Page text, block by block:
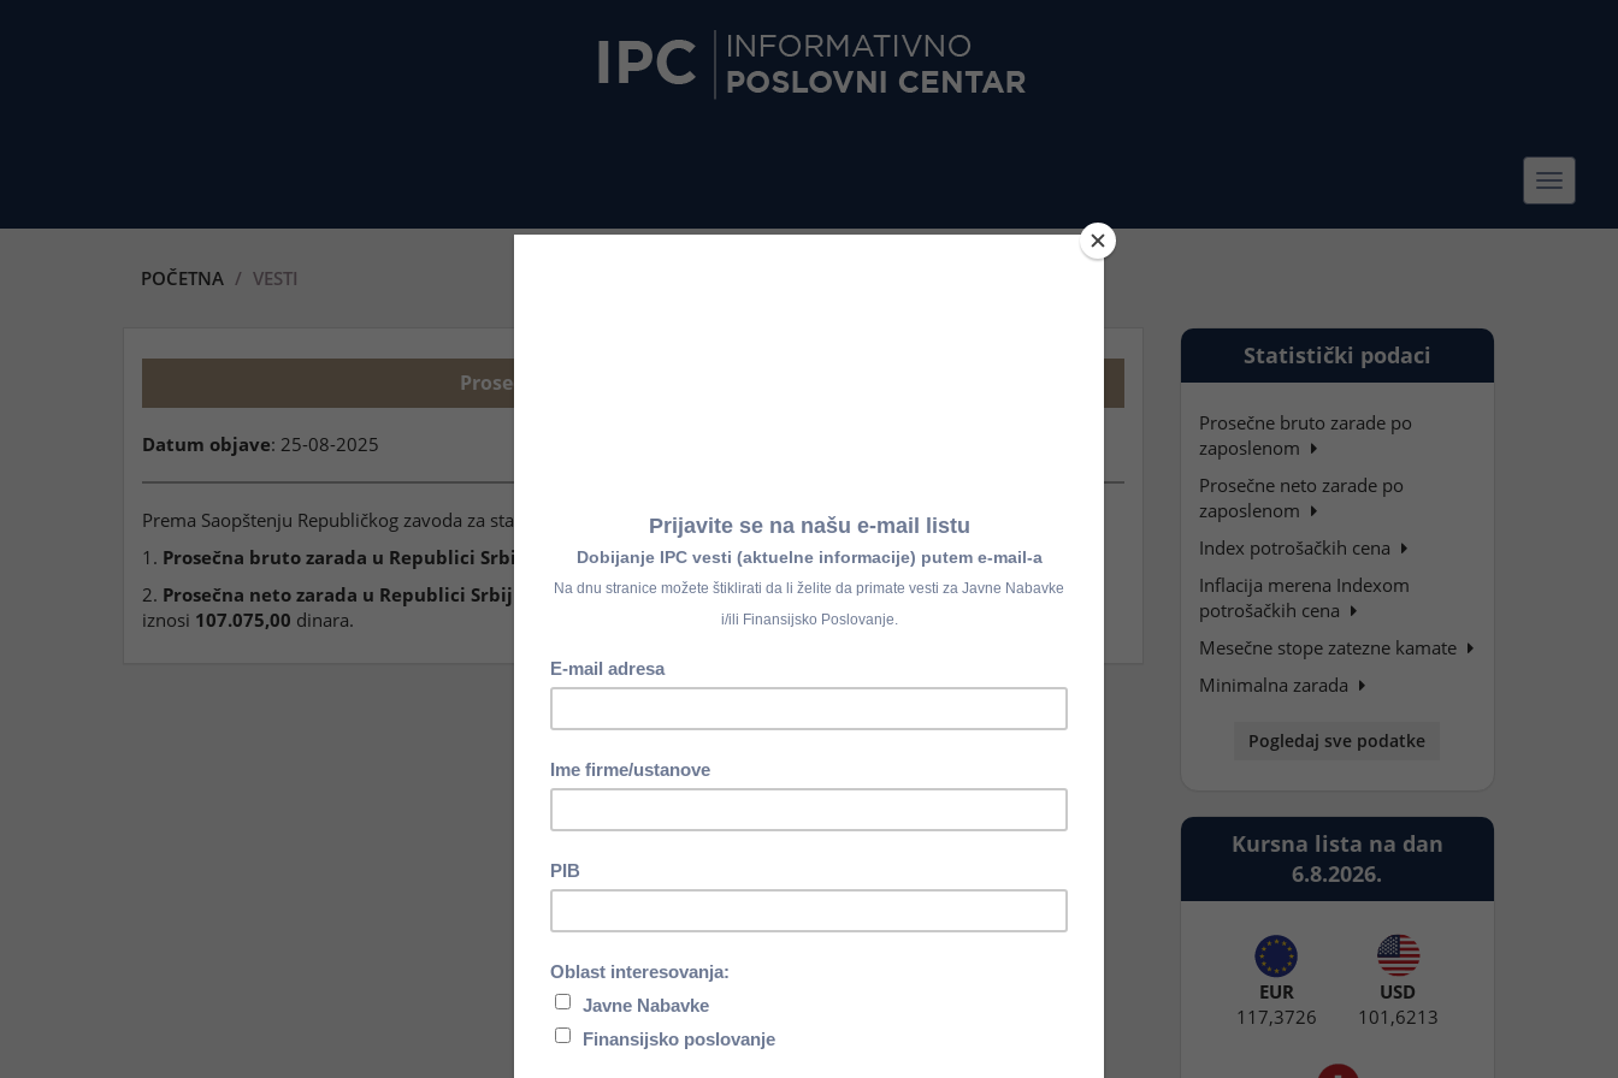
Toggle
POČETNA VESTI
Prosečna zarada za jun 2025. godine
Datum objave: 25-08-2025
Prema Saopštenju Republičkog zavoda za statistiku broj 229 od 25. avgusta 2025. godine:
1. Prosečna bruto zarada u Republici Srbiji , koja je isplaćena u junu 2025. godine iznosi147.947,00dinara.
2. Prosečna neto zarada u Republici Srbiji
(bez poreza i doprinosa), koja je isplaćena u junu 2025. godine
iznosi 107.075,00 dinara.
Statistički podaci
Prosečne bruto zarade po
zaposlenom
Prosečne neto zarade po
zaposlenom
Index potrošačkih cena
Inflacija merena Indexom
potrošačkih cena
Mesečne stope zatezne kamate
Minimalna zarada
Pogledaj sve podatke
Kursna lista na dan
6.8.2026.
EUR
117,3726
USD
101,6213